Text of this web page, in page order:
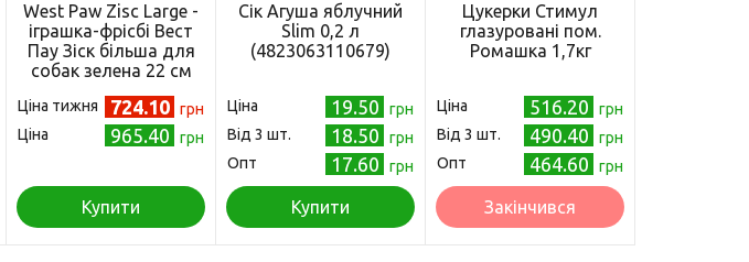
West Paw Zisc Large -
іграшка-фрісбі Вест
Пау Зіск більша для
собак зелена 22 см
Ціна тижня 724.10 грн
Ціна
965.40 грн
Купити
Сік Агуша яблучний
Slim 0,2 л
(4823063110679)
Ціна 19.50
грн
Від 3 шт.
18.50
грн
Опт
17.60 грн
Купити
Цукерки Стимул
глазуровані пом.
Ромашка 1,7кг
Ціна 516.20
грн
Від 3 шт.
490.40
грн
Опт
464.60 грн
Закінчився